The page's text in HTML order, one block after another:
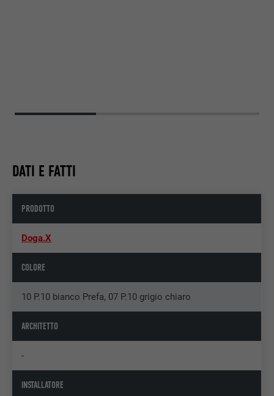
DATI E FATTI
PRODOTTO
Doga.X
COLORE
10 P.10 bianco Prefa, 07 P.10 grigio chiaro
ARCHITETTO
-
INSTALLATORE